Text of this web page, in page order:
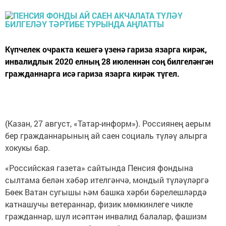
Күпчелек очракта кешегә үзенә гариза язарга кирәк,
инвалидлык 2020 елның 28 июленнән соң билгеләнгән
гражданнарга исә гариза язарга кирәк түгел.
(Казан, 27 август, «Татар-информ»). Россиянең аерым
бер гражданнарының ай саен социаль түләү алырга
хокукы бар.
«Российская газета» сайтында Пенсия фондына
сылтама белән хәбәр ителгәнчә, мондый түләүләргә
Бөек Ватан сугышы һәм башка хәрби бәрелешләрдә
катнашучы ветераннар, физик мөмкинлеге чикле
гражданнар, шул исәптән инвалид балалар, фашизм